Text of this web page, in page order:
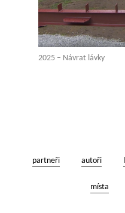
2025 – Návrat lávky
partneři autoři
místa